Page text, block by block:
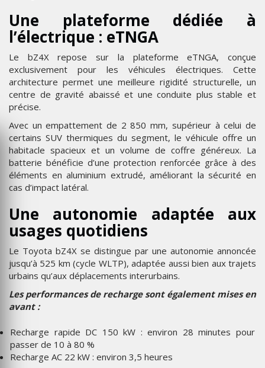
Une plateforme dédiée à
l’électrique : eTNGA
Le bZ4X repose sur la plateforme eTNGA, conçue
exclusivement pour les véhicules électriques. Cette
architecture permet une meilleure rigidité structurelle, un
centre de gravité abaissé et une conduite plus stable et
précise.
Avec un empattement de 2 850 mm, supérieur à celui de
certains SUV thermiques du segment, le véhicule offre un
habitacle spacieux et un volume de coffre généreux. La
batterie bénéficie d’une protection renforcée grâce à des
éléments en aluminium extrudé, améliorant la sécurité en
cas d’impact latéral.
Une autonomie adaptée aux
usages quotidiens
Le Toyota bZ4X se distingue par une autonomie annoncée
jusqu’à 525 km (cycle WLTP), adaptée aussi bien aux trajets
urbains qu’aux déplacements interurbains.
Les performances de recharge sont également mises en
avant :
Recharge rapide DC 150 kW : environ 28 minutes pour
passer de 10 à 80 %
Recharge AC 22 kW : environ 3,5 heures